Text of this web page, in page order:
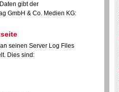
gibt der
GmbH & Co. Medien KG:
seinen Server Log Files
Dies sind: